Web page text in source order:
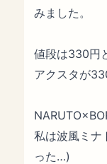
みました。
値段は330円
アクスタが
私は波風ミナ
った…)